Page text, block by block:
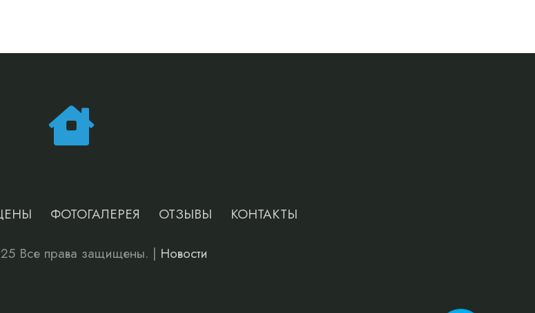
ФОТОГАЛЕРЕЯ ОТЗЫВЫ КОНТАКТЫ
Все права защищены. | Новости